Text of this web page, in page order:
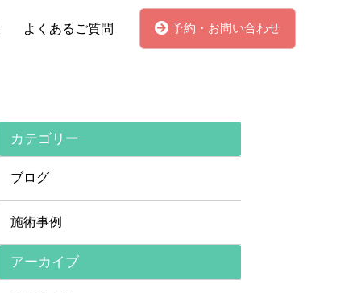
よくあるご質問 予約・お問い合わせ
カテゴリー
ブログ
施術事例
アーカイブ